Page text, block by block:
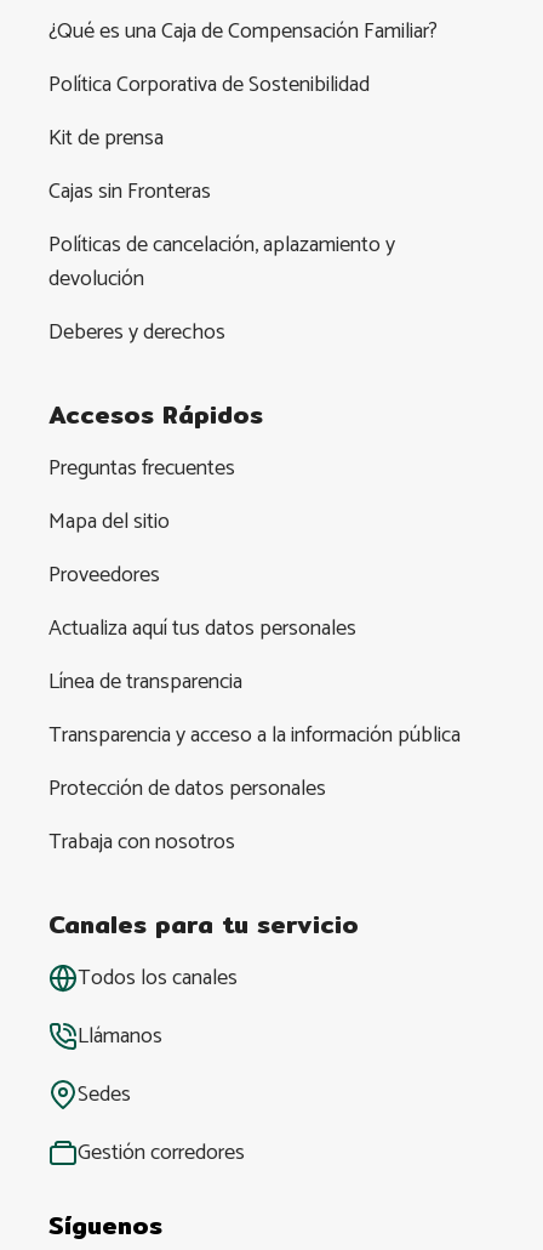
¿Qué es una Caja de Compensación Familiar?
Política Corporativa de Sostenibilidad
Kit de prensa
Cajas sin Fronteras
Políticas de cancelación, aplazamiento y
devolución
Deberes y derechos
Accesos Rápidos
Preguntas frecuentes
Mapa del sitio
Proveedores
Actualiza aquí tus datos personales
Línea de transparencia
Transparencia y acceso a la información pública
Protección de datos personales
Trabaja con nosotros
Canales para tu servicio
Todos los canales
Llámanos
Sedes
Gestión corredores
Síguenos